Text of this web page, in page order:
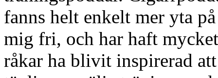
fanns helt enkelt mer yta
mig fri, och har haft
råkar ha blivit inspirerad